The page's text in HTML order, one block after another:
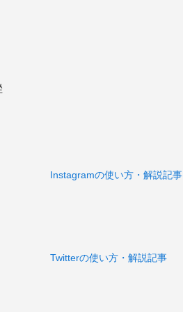
Instagramの使い方・解説記事
Twitterの使い方・解説記事